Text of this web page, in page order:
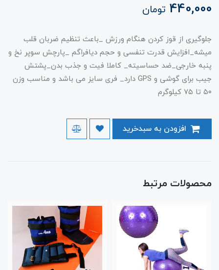
440,000 تومان
جلوگیری از قوز کردن هنگام ورزش _باعث تنظیم ضربان قلب
میشه_افزایش قدرت تنفسی و حجم دیافراگم _پارچش سوپر نخ و
پنبه خارجی_ضد حساسیته_ کاملا فیت و جذب بدن_پشتش
جیب برای گوشی و GPS دارد_ فری سایز می باشد و مناسب وزن
۵۰ تا ۷۵ کیلوگرم
محصولات مرتبط